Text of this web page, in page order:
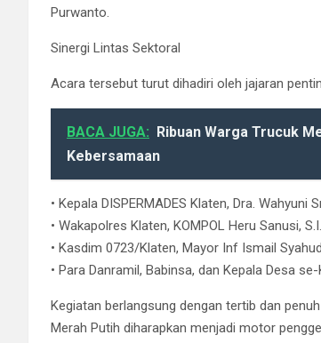
Purwanto.
Sinergi Lintas Sektoral
Acara tersebut turut dihadiri oleh jajaran
BACA JUGA:
Ribuan Warga Trucuk
Kebersamaan
• Kepala DISPERMADES Klaten, Dra. Wahyuni
• Wakapolres Klaten, KOMPOL Heru Sanusi,
• Kasdim 0723/Klaten, Mayor Inf Ismail
• Para Danramil, Babinsa, dan Kepala Desa
Kegiatan berlangsung dengan tertib dan
Merah Putih diharapkan menjadi motor